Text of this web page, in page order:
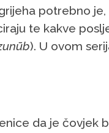
potrebno
te kakve
). U ovom
da je čovjek